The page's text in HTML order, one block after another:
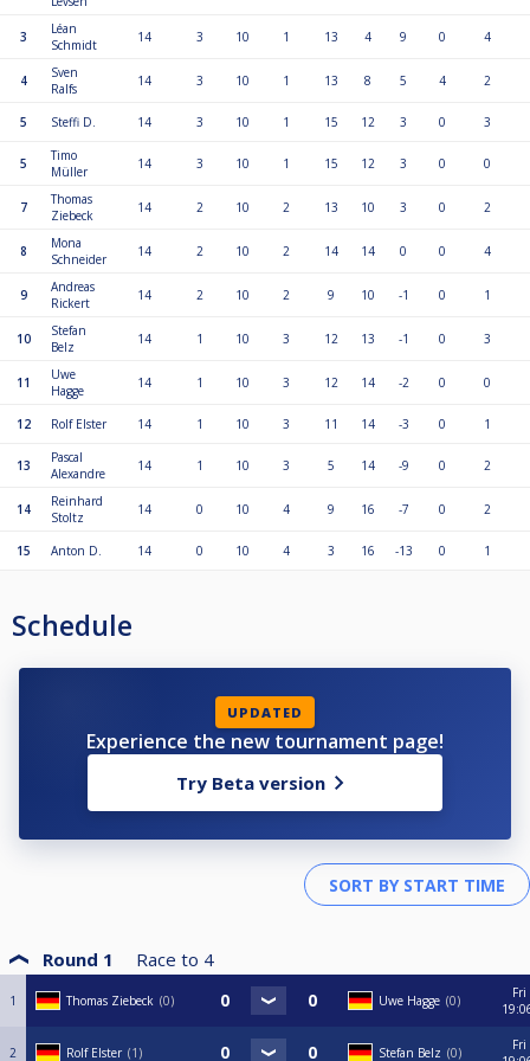
3
Léan
Schmidt
14 3 10 1 13 4 9 0 4
4
Sven
Ralfs
14 3 10 1 13 8 5 4 2
5 Steffi D. 14 3 10 1 15 12 3 0 3
5
Timo
Müller
14 3 10 1 15 12 3 0 0
7
Thomas
Ziebeck
14 2 10 2 13 10 3 0 2
8
Mona
Schneider
14 2 10 2 14 14 0 0 4
9
Andreas
Rickert
14 2 10 2 9 10 -1 0 1
10
Stefan
Belz
14 1 10 3 12 13 -1 0 3
11
Uwe
Hagge
14 1 10 3 12 14 -2 0 0
12 Rolf Elster 14 1 10 3 11 14 -3 0 1
13
Pascal
Alexandre
14 1 10 3 5 14 -9 0 2
14
Reinhard
Stoltz
14 0 10 4 9 16 -7 0 2
15 Anton D. 14 0 10 4 3 16 -13 0 1
Schedule
UPDATED
Experience the new tournament page!
Try Beta version
Round 1 Race to 4
1 Thomas Ziebeck 0 Uwe Hagge 0
Fri
2 Rolf Elster 1 Stefan Belz 0
Fri